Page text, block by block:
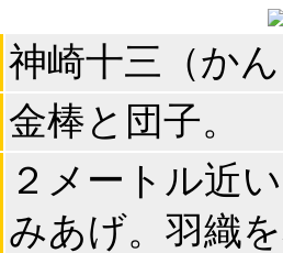
神崎十三（か
金棒と団子。
２メートル近
みあげ。羽織